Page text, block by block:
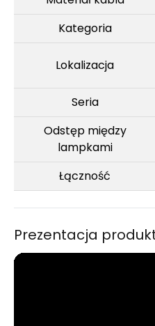
Kategoria
Lokalizacja
Seria
Odstęp między
lampkami
Łączność
Prezentacja